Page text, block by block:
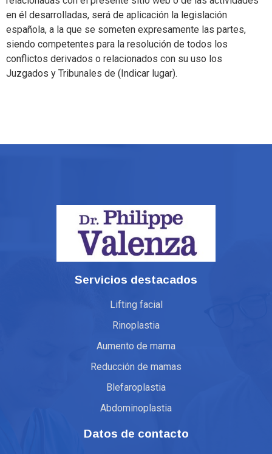
en él desarrolladas, será de aplicación la legislación
española, a la que se someten expresamente las partes,
siendo competentes para la resolución de todos los
conflictos derivados o relacionados con su uso los
Juzgados y Tribunales de (Indicar lugar).
Servicios destacados
Lifting facial
Rinoplastia
Aumento de mama
Reducción de mamas
Blefaroplastia
Abdominoplastia
Datos de contacto